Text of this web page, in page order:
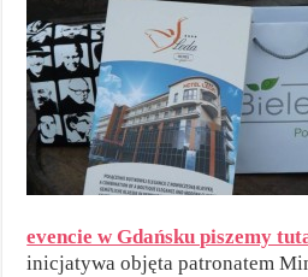
evencie w Gdańsku piszemy
inicjatywa objęta patronatem